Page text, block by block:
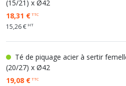
(15/21) x Ø42
18,31 €TTC
15,26 € HT
Té de piquage acier à sertir
(20/27) x Ø42
19,08 €TTC